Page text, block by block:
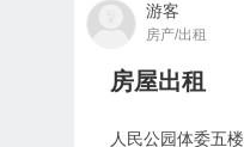
游客
房产/出租
房屋出租
人民公园体委五